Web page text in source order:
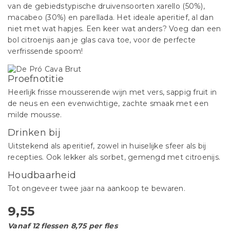
van de gebiedstypische druivensoorten xarello (50%),
macabeo (30%) en parellada. Het ideale aperitief, al dan
niet met wat hapjes. Een keer wat anders? Voeg dan een
bol citroenijs aan je glas cava toe, voor de perfecte
verfrissende spoom!
Proefnotitie
Heerlijk frisse mousserende wijn met vers, sappig fruit in
de neus en een evenwichtige, zachte smaak met een
milde mousse.
Drinken bij
Uitstekend als aperitief, zowel in huiselijke sfeer als bij
recepties. Ook lekker als sorbet, gemengd met citroenijs.
Houdbaarheid
Tot ongeveer twee jaar na aankoop te bewaren.
9,55
Vanaf 12 flessen 8,75 per fles